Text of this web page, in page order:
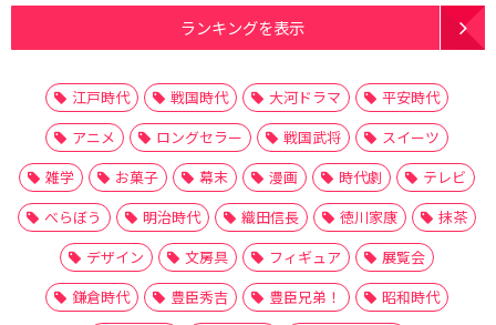
ランキングを表示
江戸時代 戦国時代 大河ドラマ
平安時代
アニメ
ロングセラー 戦国武将
スイーツ
雑学
お菓子 幕末 漫画 時代劇
テレビ
べらぼう
明治時代 織田信長 徳川家康
抹茶
デザイン
文房具 フィギュア
展覧会
鎌倉時代
豊臣秀吉 豊臣兄弟！
昭和時代